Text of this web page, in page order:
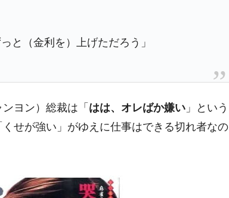
タセンター整備」⇒ だから無理だってば。
終わった」
では。
業利益80.2％も減少
と（金利を）上げただろう」
ヨン）総裁は「 はは、オレばか嫌い 」という
せが強い」がゆえに仕事はできる切れ者なの